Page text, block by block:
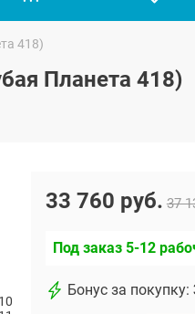
418)
Планета 418)
33 760 руб. 37
Под заказ 5-12
Бонус за покупку: